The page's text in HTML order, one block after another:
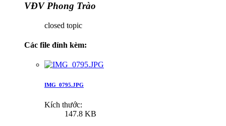
VĐV Phong Trào
closed topic
Các file đính kèm:
IMG_0795.JPG
Kích thước:
147.8 KB